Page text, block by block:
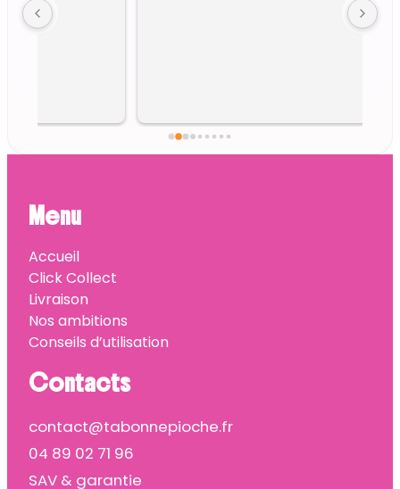
Menu
Accueil
Click Collect
Livraison
Nos ambitions
Conseils d’utilisation
Contacts
contact@tabonnepioche.fr
04 89 02 71 96
SAV & garantie